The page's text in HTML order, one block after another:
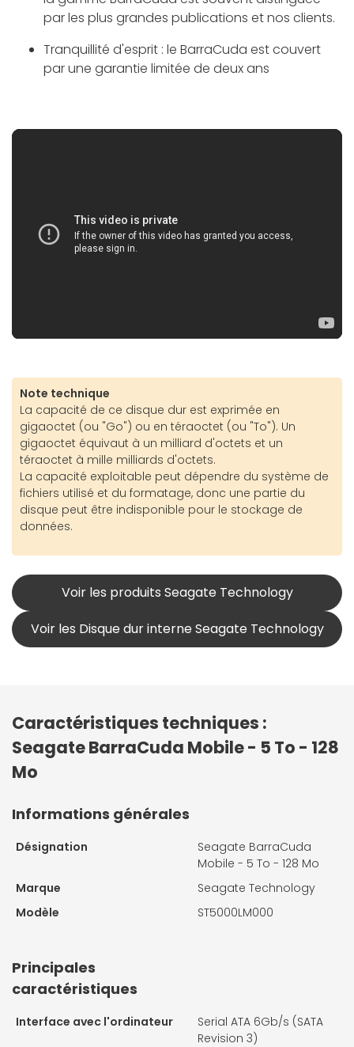
par les plus grandes publications et nos clients.
Tranquillité d'esprit : le BarraCuda est couvert
par une garantie limitée de deux ans
Note technique
La capacité de ce disque dur est exprimée en
gigaoctet (ou "Go") ou en téraoctet (ou "To"). Un
gigaoctet équivaut à un milliard d'octets et un
téraoctet à mille milliards d'octets.
La capacité exploitable peut dépendre du système de
fichiers utilisé et du formatage, donc une partie du
disque peut être indisponible pour le stockage de
données.
Voir les produits Seagate Technology
Voir les Disque dur interne Seagate Technology
Caractéristiques techniques :
Seagate BarraCuda Mobile - 5 To - 128
Mo
Informations générales
Désignation
Seagate BarraCuda
Mobile - 5 To - 128 Mo
Marque
Seagate Technology
Modèle
ST5000LM000
Principales
caractéristiques
Interface avec l'ordinateur
Serial ATA 6Gb/s (SATA
Revision 3)